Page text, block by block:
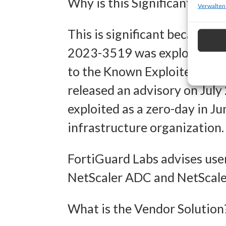
This is significant because
2023-3519 was exploited
to the Known Exploited
released an advisory on
exploited as a zero-day in
infrastructure organization.
FortiGuard Labs advises
NetScaler ADC and
What is the Vendor